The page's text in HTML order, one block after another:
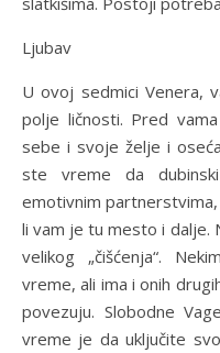
Ljubav
U ovoj sedmici Venera,
polje ličnosti. Pred
sebe i svoje želje i
ste vreme da
emotivnim
li vam je tu mesto i dalje.
velikog „čišćenja“.
vreme, ali ima i onih
povezuju. Slobodne
vreme je da uključite